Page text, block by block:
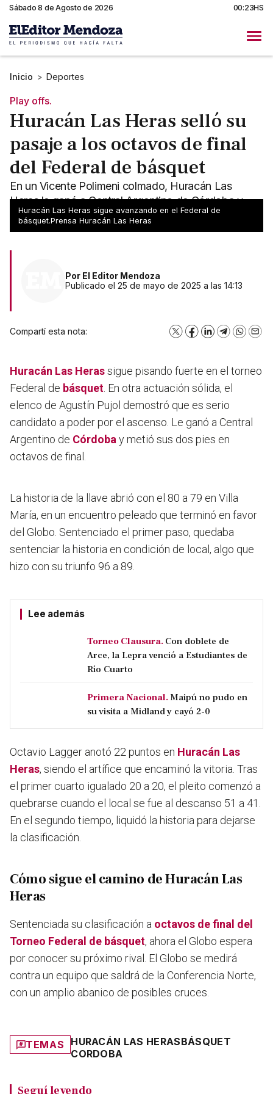
Sábado 8 de Agosto de 2026 00:23HS
Inicio > Deportes
Play offs.
Huracán Las Heras selló su
pasaje a los octavos de final
del Federal de básquet
En un Vicente Polimeni colmado, Huracán Las
Heras le ganó a Central Argentino de Córdoba y
sentenció la serie.
Huracán Las Heras sigue avanzando en el Federal de
básquet.Prensa Huracán Las Heras
Por El Editor Mendoza
Publicado el 25 de mayo de 2025 a las 14:13
Compartí esta nota: X Facebook
LinkedInTelegram
Huracán Las Herassigue pisando fuerte en el torneo
Federal de básquet . En otra actuación sólida, el
elenco de Agustín Pujol demostró que es serio
candidato a poder por el ascenso. Le ganó a Central
Argentino de Córdoba y metió sus dos pies en
octavos de final.
La historia de la llave abrió con el 80 a 79 en Villa
María, en un encuentro peleado que terminó en favor
del Globo. Sentenciado el primer paso, quedaba
sentenciar la historia en condición de local, algo que
hizo con su triunfo 96 a 89.
Lee además
Torneo Clausura. Con doblete de
Arce, la Lepra venció a Estudiantes de
Río Cuarto
Primera Nacional. Maipú no pudo en
su visita a Midland y cayó 2-0
Octavio Lagger anotó 22 puntos en Huracán Las
Heras, siendo el artífice que encaminó la vitoria. Tras
el primer cuarto igualado 20 a 20, el pleito comenzó a
quebrarse cuando el local se fue al descanso 51 a 41.
En el segundo tiempo, liquidó la historia para dejarse
la clasificación.
Cómo sigue el camino de Huracán Las
Heras
Sentenciada su clasificación a octavos de final del
Torneo Federal de básquet, ahora el Globo espera
por conocer su próximo rival. El Globo se medirá
contra un equipo que saldrá de la Conferencia Norte,
con un amplio abanico de posibles cruces.
TEMAS HURACÁN LAS HERASBÁSQUET
CORDOBA
Seguí leyendo